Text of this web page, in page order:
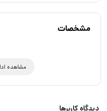
مشخصات
مشاهده
دیدگاه کاربرها